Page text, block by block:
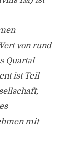
von rund
Quartal
ist Teil
mit